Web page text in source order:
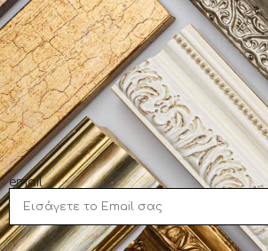
Behrens Howard
Beklan
Benjamin
Bennett Paul
Benson Pierre
Berenhoilz Richard
Bernard Anne
Biddle Trish
Blake Lindsay
email